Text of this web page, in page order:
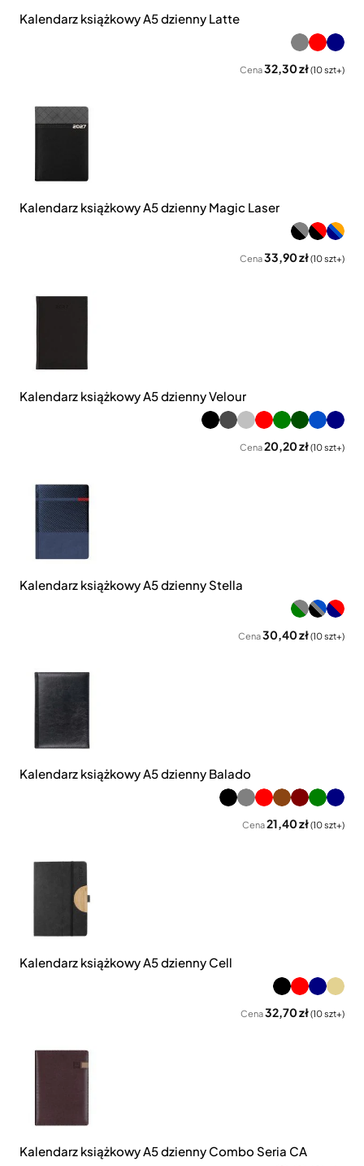
Kalendarz książkowy A5 dzienny Latte
Cena32,30 zł(10 szt+)
Kalendarz książkowy A5 dzienny Magic Laser
Cena33,90 zł(10 szt+)
Kalendarz książkowy A5 dzienny Velour
Cena20,20 zł(10 szt+)
Kalendarz książkowy A5 dzienny Stella
Cena30,40 zł(10 szt+)
Kalendarz książkowy A5 dzienny Balado
Cena21,40 zł(10 szt+)
Kalendarz książkowy A5 dzienny Cell
Cena32,70 zł(10 szt+)
Kalendarz książkowy A5 dzienny Combo Seria CA